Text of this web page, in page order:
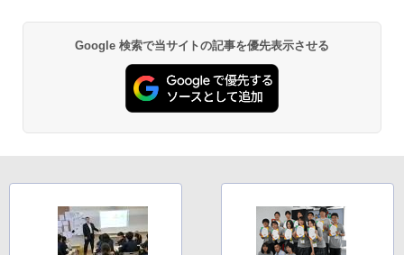
Google 検索で当サイトの記事を優先表示させる